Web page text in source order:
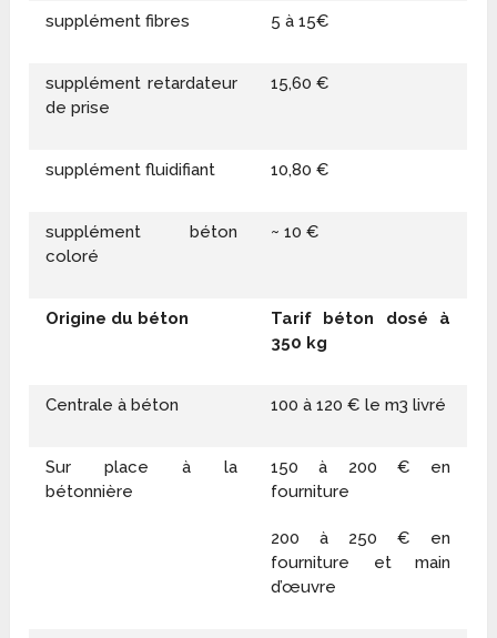
supplément fibres 5 à 15€
supplément retardateur
de prise
15,60 €
supplément fluidifiant 10,80 €
supplément béton
coloré
~ 10 €
Origine du béton
Tarif béton dosé à
350 kg
Centrale à béton 100 à 120 € le m3 livré
Sur place à la
bétonnière
150 à 200 € en
fourniture
200 à 250 € en
fourniture et main
d’œuvre